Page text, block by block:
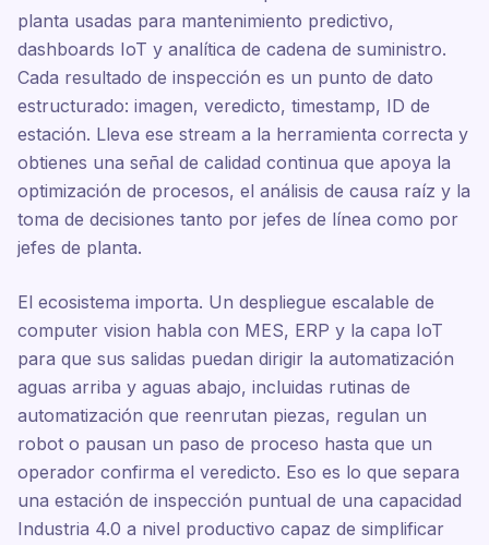
planta usadas para mantenimiento predictivo,
dashboards IoT y analítica de cadena de suministro.
Cada resultado de inspección es un punto de dato
estructurado: imagen, veredicto, timestamp, ID de
estación. Lleva ese stream a la herramienta correcta y
obtienes una señal de calidad continua que apoya la
optimización de procesos, el análisis de causa raíz y la
toma de decisiones tanto por jefes de línea como por
jefes de planta.
El ecosistema importa. Un despliegue escalable de
computer vision habla con MES, ERP y la capa IoT
para que sus salidas puedan dirigir la automatización
aguas arriba y aguas abajo, incluidas rutinas de
automatización que reenrutan piezas, regulan un
robot o pausan un paso de proceso hasta que un
operador confirma el veredicto. Eso es lo que separa
una estación de inspección puntual de una capacidad
Industria 4.0 a nivel productivo capaz de simplificar